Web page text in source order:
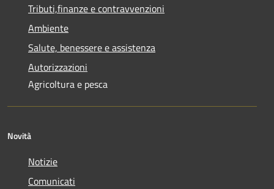
Tributi,finanze e contravvenzioni
Ambiente
Salute, benessere e assistenza
Autorizzazioni
Agricoltura e pesca
Novità
Notizie
Comunicati